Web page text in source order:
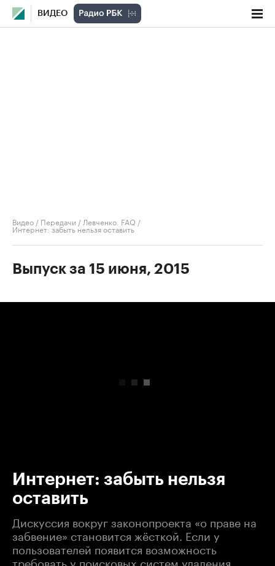
ВИДЕО
Видео / Передачи / Левченко. FAQ /
Интернет: забыть нельзя оставить
Выпуск за 15 июня, 2015
Интернет: забыть нельзя
оставить
Дискуссия вокруг законопроекта «о праве на
забвение» становится жёсткой. Если у
пользователей появится возможность
требовать у поисковых систем удаления